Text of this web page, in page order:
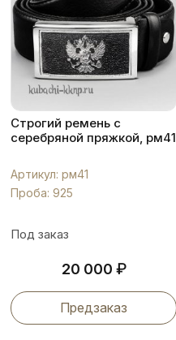
Строгий ремень с
серебряной пряжкой, рм41
Артикул: рм41
Проба: 925
Под заказ
20 000 ₽
Предзаказ